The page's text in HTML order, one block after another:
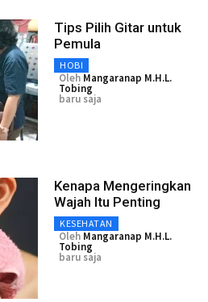
Tips Pilih Gitar untuk
Pemula
HOBI
Oleh Mangaranap M.H.L.
Tobing
baru saja
Kenapa Mengeringkan
Wajah Itu Penting
KESEHATAN
Oleh Mangaranap M.H.L.
Tobing
baru saja